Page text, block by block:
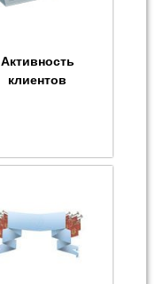
Активность
клиентов